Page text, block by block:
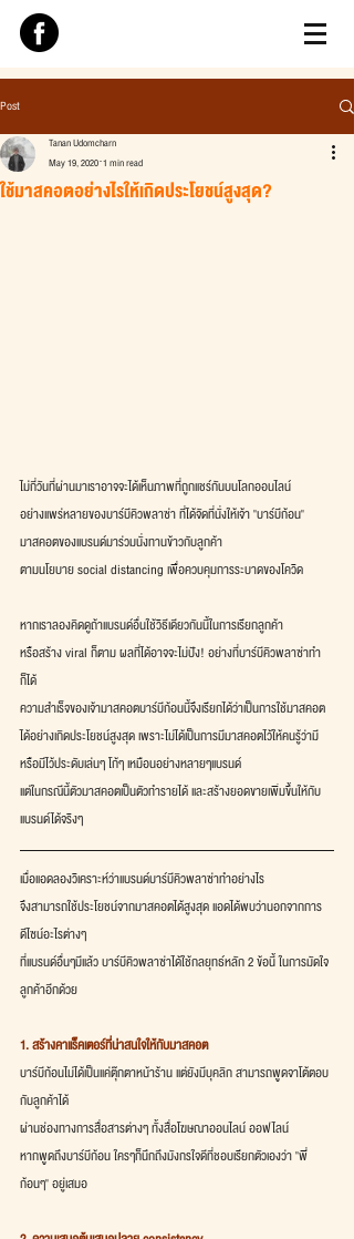
Post
ใช้มาสคอตอย่างไรให้เกิดประโยชน์สูงสุด?
Tanan Udomcharn
May 19, 2020 1 min read
ไม่กี่วันที่ผ่านมาเราอาจจะได้เห็นภาพที่ถูกแชร์กันบนโลกออนไลน์
อย่างแพร่หลายของบาร์บีคิวพลาซ่า ที่ได้จัดที่นั่งให้เจ้า "บาร์บีก้อน"
มาสคอตของแบรนด์มาร่วมนั่งทานข้าวกับลูกค้า
ตามนโยบาย social distancing เพื่อควบคุมการระบาดของโควิด
หากเราลองคิดดูถ้าแบรนด์อื่นใช้วิธีเดียวกันนี้ในการเรียกลูกค้า
หรือสร้าง viral ก็ตาม ผลที่ได้อาจจะไม่ปัง! อย่างที่บาร์บีคิวพลาซ่าทำ
ก็ได้
ความสำเร็จของเจ้ามาสคอตบาร์บีก้อนนี้จึงเรียกได้ว่าเป็นการใช้มาสคอต
ได้อย่างเกิดประโยชน์สูงสุด เพราะไม่ได้เป็นการมีมาสคอตไว้ให้คนรู้ว่ามี
หรือมีไว้ประดับเล่นๆ โก้ๆ เหมือนอย่างหลายๆแบรนด์
แต่ในกรณีนี้ตัวมาสคอตเป็นตัวทำรายได้ และสร้างยอดขายเพิ่มขึ้นให้กับ
แบรนด์ได้จริงๆ
เมื่อแอดลองวิเคราะห์ว่าแบรนด์บาร์บีคิวพลาซ่าทำอย่างไร
จึงสามารถใช้ประโยชน์จากมาสคอตได้สูงสุด แอดได้พบว่านอกจากการ
ดีไซน์อะไรต่างๆ
ที่แบรนด์อื่นๆมีแล้ว บาร์บีคิวพลาซ่าได้ใช้กลยุทธ์หลัก 2 ข้อนี้ ในการมัดใจ
ลูกค้าอีกด้วย
1. สร้างคาแร็คเตอร์ที่น่าสนใจให้กับมาสคอต
บาร์บีก้อนไม่ได้เป็นแค่ตุ๊กตาหน้าร้าน แต่ยังมีบุคลิก สามารถพูดจาโต้ตอบ
กับลูกค้าได้
ผ่านช่องทางการสื่อสารต่างๆ ทั้งสื่อโฆษณาออนไลน์ ออฟไลน์
หากพูดถึงบาร์บีก้อน ใครๆก็นึกถึงมังกรใจดีที่ชอบเรียกตัวเองว่า "พี่
ก้อนๆ" อยู่เสมอ